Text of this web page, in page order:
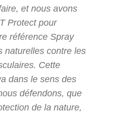
et nous avons
Protect pour
référence Spray
naturelles contre les
Cette
dans le sens des
défendons, que
de la nature,